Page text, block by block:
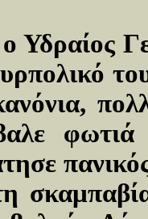
Υδραίος